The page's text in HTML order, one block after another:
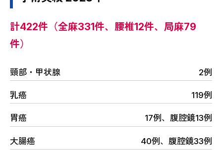
計422件（全麻331件、腰椎12件、局麻79
件）
頸部・甲状腺 2例
乳癌 119例
胃癌 17例、腹腔鏡13例
大腸癌 40例、腹腔鏡33例